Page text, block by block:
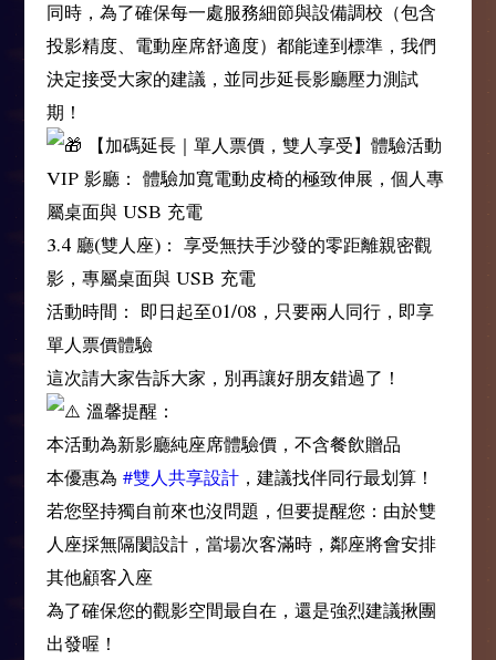
同時，為了確保每一處服務細節與設備調校（包含
投影精度、電動座席舒適度）都能達到標準，我們
決定接受大家的建議，並同步延長影廳壓力測試
期！
【加碼延長｜單人票價，雙人享受】體驗活動
VIP 影廳： 體驗加寬電動皮椅的極致伸展，個人專
屬桌面與 USB 充電
3.4 廳(雙人座)： 享受無扶手沙發的零距離親密觀
影，專屬桌面與 USB 充電
活動時間： 即日起至01/08，只要兩人同行，即享
單人票價體驗
這次請大家告訴大家，別再讓好朋友錯過了！
溫馨提醒：
本活動為新影廳純座席體驗價，不含餐飲贈品
本優惠為#雙人共享設計 ，建議找伴同行最划算！
若您堅持獨自前來也沒問題，但要提醒您：由於雙
人座採無隔閡設計，當場次客滿時，鄰座將會安排
其他顧客入座
為了確保您的觀影空間最自在，還是強烈建議揪團
出發喔！